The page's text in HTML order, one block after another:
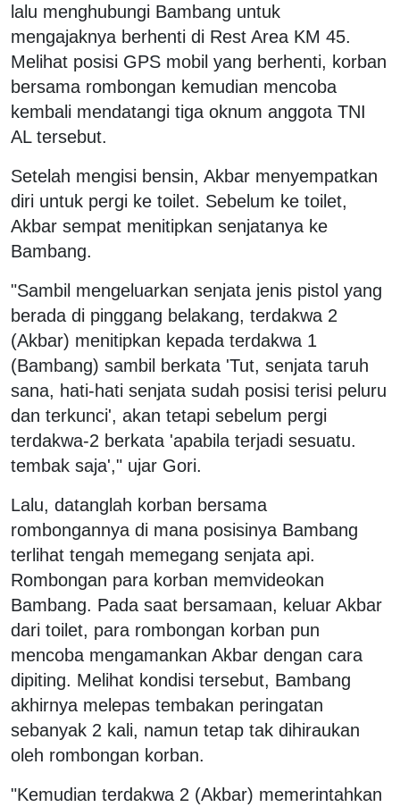
lalu menghubungi Bambang untuk
mengajaknya berhenti di Rest Area KM 45.
Melihat posisi GPS mobil yang berhenti, korban
bersama rombongan kemudian mencoba
kembali mendatangi tiga oknum anggota TNI
AL tersebut.
Setelah mengisi bensin, Akbar menyempatkan
diri untuk pergi ke toilet. Sebelum ke toilet,
Akbar sempat menitipkan senjatanya ke
Bambang.
"Sambil mengeluarkan senjata jenis pistol yang
berada di pinggang belakang, terdakwa 2
(Akbar) menitipkan kepada terdakwa 1
(Bambang) sambil berkata 'Tut, senjata taruh
sana, hati-hati senjata sudah posisi terisi peluru
dan terkunci', akan tetapi sebelum pergi
terdakwa-2 berkata 'apabila terjadi sesuatu.
tembak saja'," ujar Gori.
Lalu, datanglah korban bersama
rombongannya di mana posisinya Bambang
terlihat tengah memegang senjata api.
Rombongan para korban memvideokan
Bambang. Pada saat bersamaan, keluar Akbar
dari toilet, para rombongan korban pun
mencoba mengamankan Akbar dengan cara
dipiting. Melihat kondisi tersebut, Bambang
akhirnya melepas tembakan peringatan
sebanyak 2 kali, namun tetap tak dihiraukan
oleh rombongan korban.
"Kemudian terdakwa 2 (Akbar) memerintahkan